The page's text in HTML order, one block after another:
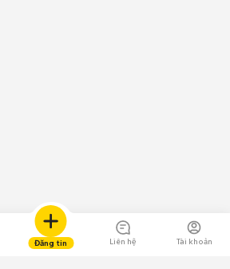
Đăng tin Liên hệ Tài khoản